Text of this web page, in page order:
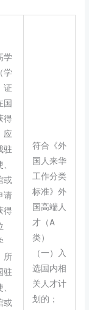
学
学
证
国
得
应
驻
或
请
得
所
驻
或
符合《外
国人来华
工作分类
标准》外
国高端人
才（A
类）
（一）入
选国内相
关人才计
划的；